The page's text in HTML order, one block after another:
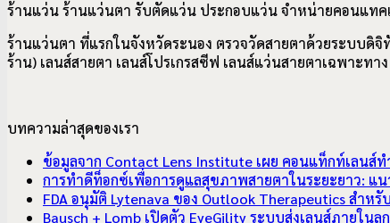
ร้านแว่น ร้านแว่นตา รับตัดแว่น ประกอบแว่น จำหน่ายคอนแทค
ร้านแว่นตา ที่แรกในจังหวัดระนอง ตรวจวัดสายตาด้วยระบบดิ
ร้าน) เลนส์สายตา เลนส์โปรเกรสซีฟ เลนส์แว่นสายตาเฉพาะ
บทความล่าสุดของเรา
ข้อมูลจาก Contact Lens Institute เผย คอนแท็กท์เลนส์ท
การทำดีท็อกซ์เพื่อการดูแลสุขภาพสายตาในระยะยาว:
FDA อนุมัติ Lytenava ของ Outlook Therapeutics สำห
Bausch + Lomb เปิดตัว EyeGility ระบบส่งเลนส์ภายใน